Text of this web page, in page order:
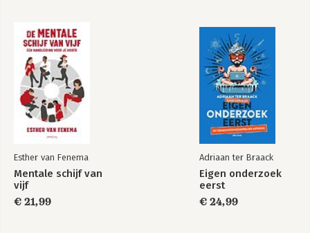
Groter dan ik
Mentale schijf van
vijf
Esther van Fenema
Mentale schijf van
vijf
€ 21,99
Adriaan ter Braack
Eigen onderzoek
eerst
€ 24,99